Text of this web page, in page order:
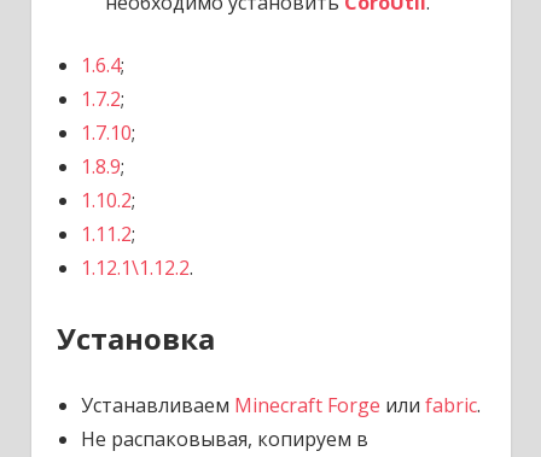
1.6.4;
1.7.2;
1.7.10;
1.8.9;
1.10.2;
1.11.2;
1.12.1\1.12.2.
Установка
Устанавливаем Minecraft Forge или fabric.
Не распаковывая, копируем в